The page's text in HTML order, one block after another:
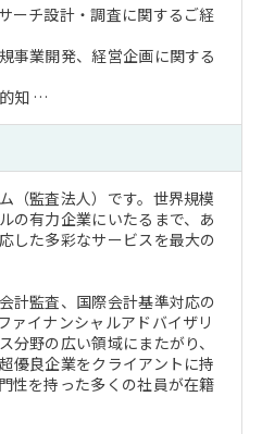
ーチ設計・調査に関するご経
事業開発、経営企画に関する
知 …
（監査法人）です。世界規模
の有力企業にいたるまで、あ
した多彩なサービスを最大の
計監査、国際会計基準対応の
ァイナンシャルアドバイザリ
分野の広い領域にまたがり、
優良企業をクライアントに持
性を持った多くの社員が在籍